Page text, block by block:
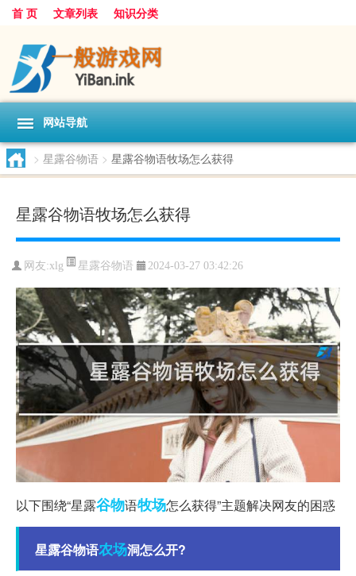
首 页 文章列表 知识分类
网站导航
> 星露谷物语 > 星露谷物语牧场怎么获得
星露谷物语牧场怎么获得
网友:xlg 星露谷物语 2024-03-27 03:42:26
以下围绕“星露谷物语牧场怎么获得”主题解决网友的困惑
星露谷物语农场洞怎么开?